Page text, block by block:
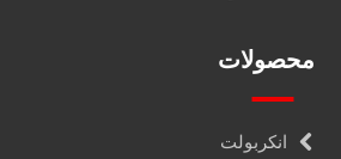
محصولات
انکربولت